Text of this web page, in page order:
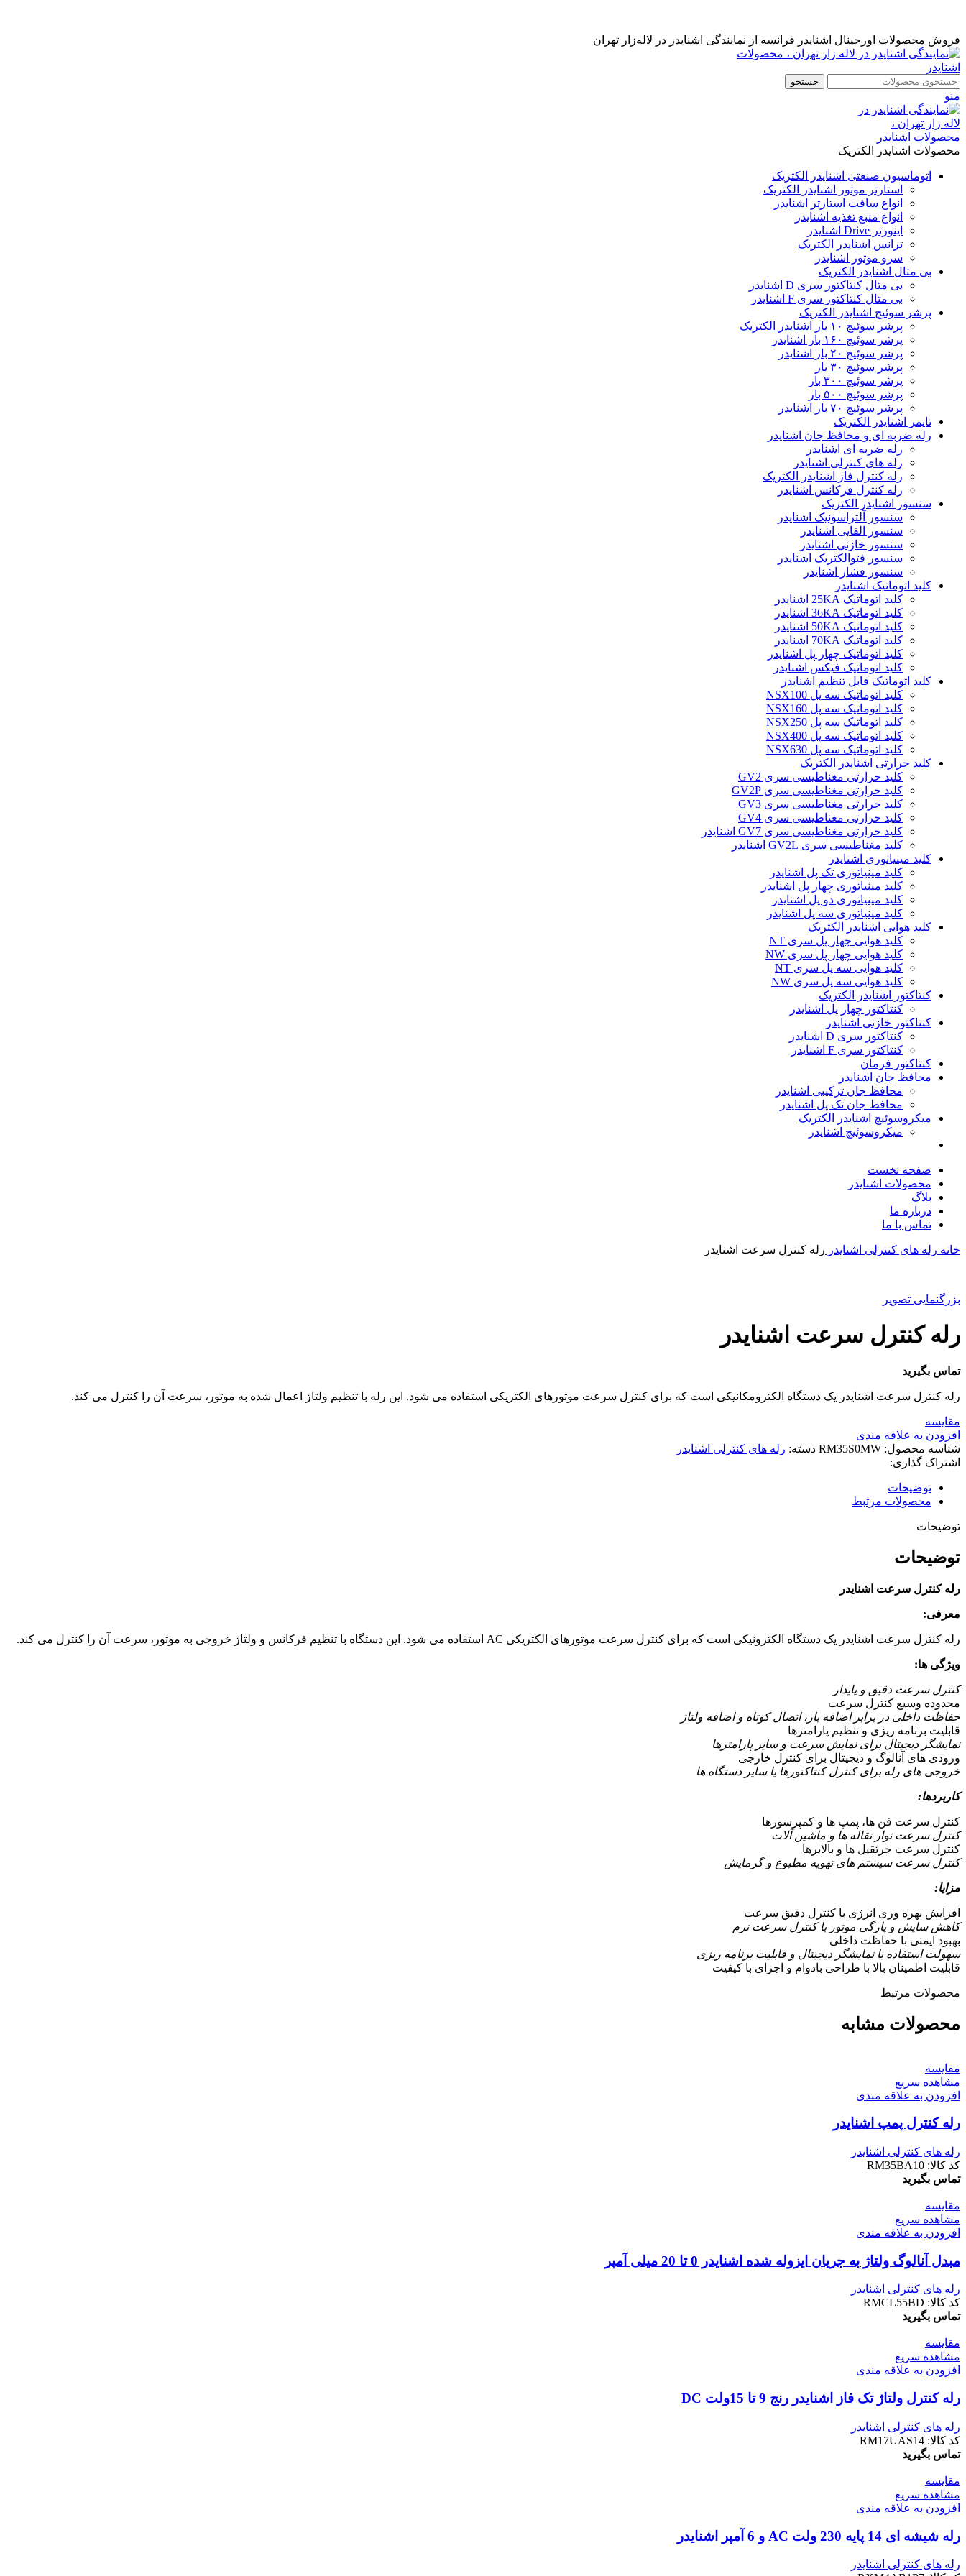
فروش محصولات اورجینال اشنایدر فرانسه از نمایندگی اشنایدر در لاله‌زار تهران
جستجو
منو
محصولات اشنایدر الکتریک
اتوماسیون صنعتی اشنایدر الکتریک
استارتر موتور اشنایدر الکتریک
انواع سافت استارتر اشنایدر
انواع منبع تغذیه اشنایدر
اینورتر Drive اشنایدر
ترانس اشنایدر الکتریک
سرو موتور اشنایدر
بی متال اشنایدر الکتریک
بی متال کنتاکتور سری D اشنایدر
بی متال کنتاکتور سری F اشنایدر
پرشر سوئیچ اشنایدر الکتریک
پرشر سوئیچ ۱۰ بار اشنایدر الکتریک
پرشر سوئیچ ۱۶۰ بار اشنایدر
پرشر سوئیچ ۲۰ بار اشنایدر
پرشر سوئیچ ۳۰ بار
پرشر سوئیچ ۳۰۰ بار
پرشر سوئیچ ۵۰۰ بار
پرشر سوئیچ ۷۰ بار اشنایدر
تایمر اشنایدر الکتریک
رله ضربه ای و محافظ جان اشنایدر
رله ضربه ای اشنایدر
رله های کنترلی اشنایدر
رله کنترل فاز اشنایدر الکتریک
رله کنترل فرکانس اشنایدر
سنسور اشنایدر الکتریک
سنسور آلتراسونیک اشنایدر
سنسور القایی اشنایدر
سنسور خازنی اشنایدر
سنسور فتوالکتریک اشنایدر
سنسور فشار اشنایدر
کلید اتوماتیک اشنایدر
کلید اتوماتیک 25KA اشنایدر
کلید اتوماتیک 36KA اشنایدر
کلید اتوماتیک 50KA اشنایدر
کلید اتوماتیک 70KA اشنایدر
کلید اتوماتیک چهار پل اشنایدر
کلید اتوماتیک فیکس اشنایدر
کلید اتوماتیک قابل تنظیم اشنایدر
کلید اتوماتیک سه پل NSX100
کلید اتوماتیک سه پل NSX160
کلید اتوماتیک سه پل NSX250
کلید اتوماتیک سه پل NSX400
کلید اتوماتیک سه پل NSX630
کلید حرارتی اشنایدر الکتریک
کليد حرارتی مغناطيسی سری GV2
کليد حرارتی مغناطيسی سری GV2P
کليد حرارتی مغناطيسی سری GV3
کليد حرارتی مغناطيسی سری GV4
کليد حرارتی مغناطيسی سری GV7 اشنایدر
کليد مغناطيسی سری GV2L اشنایدر
کلید مينياتوری اشنایدر
کلید مینیاتوری تک پل اشنایدر
کلید مینیاتوری چهار پل اشنایدر
کلید مینیاتوری دو پل اشنایدر
کلید مینیاتوری سه پل اشنایدر
کلید هوایی اشنایدر الکتریک
کلید هوایی چهار پل سری NT
کلید هوایی چهار پل سری NW
کلید هوایی سه پل سری NT
کلید هوایی سه پل سری NW
کنتاکتور اشنایدر الکتریک
کنتاکتور چهار پل اشنایدر
کنتاکتور خازنی اشنایدر
کنتاکتور سری D اشنایدر
کنتاکتور سری F اشنایدر
کنتاکتور فرمان
محافظ جان اشنایدر
محافظ جان ترکیبی اشنایدر
محافظ جان تک پل اشنایدر
میکروسوئیچ اشنایدر الکتریک
میکروسوئیچ اشنایدر
صفحه نخست
محصولات اشنایدر
بلاگ
درباره ما
تماس با ما
خانه رله های کنترلی اشنایدر رله کنترل سرعت اشنایدر
بزرگنمایی تصویر
رله کنترل سرعت اشنایدر
تماس بگیرید
رله کنترل سرعت اشنایدر یک دستگاه الکترومکانیکی است که برای کنترل سرعت موتورهای الکتریکی استفاده می شود. این رله با تنظیم ولتاژ اعمال شده به موتور، سرعت آن را کنترل می کند.
مقایسه
افزودن به علاقه مندی
شناسه محصول: RM35S0MW دسته: رله های کنترلی اشنایدر
اشتراک گذاری:
توضیحات
محصولات مرتبط
توضیحات
توضیحات
رله کنترل سرعت اشنایدر
معرفی:
رله کنترل سرعت اشنایدر یک دستگاه الکترونیکی است که برای کنترل سرعت موتورهای الکتریکی AC استفاده می شود. این دستگاه با تنظیم فرکانس و ولتاژ خروجی به موتور، سرعت آن را کنترل می کند.
ویژگی ها:
کنترل سرعت دقیق و پایدار
محدوده وسیع کنترل سرعت
حفاظت داخلی در برابر اضافه بار، اتصال کوتاه و اضافه ولتاژ
قابلیت برنامه ریزی و تنظیم پارامترها
نمایشگر دیجیتال برای نمایش سرعت و سایر پارامترها
ورودی های آنالوگ و دیجیتال برای کنترل خارجی
خروجی های رله برای کنترل کنتاکتورها یا سایر دستگاه ها
کاربردها:
کنترل سرعت فن ها، پمپ ها و کمپرسورها
کنترل سرعت نوار نقاله ها و ماشین آلات
کنترل سرعت جرثقیل ها و بالابرها
کنترل سرعت سیستم های تهویه مطبوع و گرمایش
مزایا:
افزایش بهره وری انرژی با کنترل دقیق سرعت
کاهش سایش و پارگی موتور با کنترل سرعت نرم
بهبود ایمنی با حفاظت داخلی
سهولت استفاده با نمایشگر دیجیتال و قابلیت برنامه ریزی
قابلیت اطمینان بالا با طراحی بادوام و اجزای با کیفیت
محصولات مرتبط
محصولات مشابه
مقایسه
مشاهده سریع
افزودن به علاقه مندی
رله کنترل پمپ اشنایدر
رله های کنترلی اشنایدر
کد کالا: RM35BA10
تماس بگیرید
مقایسه
مشاهده سریع
افزودن به علاقه مندی
مبدل آنالوگ ولتاژ به جریان ایزوله شده اشنایدر 0 تا 20 میلی آمپر
رله های کنترلی اشنایدر
کد کالا: RMCL55BD
تماس بگیرید
مقایسه
مشاهده سریع
افزودن به علاقه مندی
رله کنترل ولتاژ تک فاز اشنایدر رنج 9 تا 15ولت DC
رله های کنترلی اشنایدر
کد کالا: RM17UAS14
تماس بگیرید
مقایسه
مشاهده سریع
افزودن به علاقه مندی
رله شیشه ای 14 پایه 230 ولت AC و 6 آمپر اشنایدر
رله های کنترلی اشنایدر